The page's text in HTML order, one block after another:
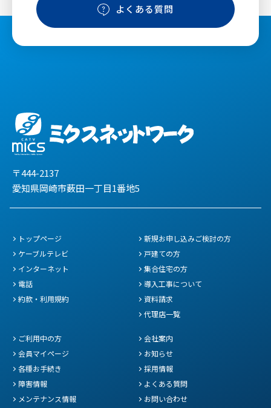
よくある質問
〒444-2137
愛知県岡崎市薮田一丁目1番地5
トップページ
ケーブルテレビ
インターネット
電話
約款・利用規約
新規お申し込みご検討の方
戸建ての方
集合住宅の方
導入工事について
資料請求
代理店一覧
ご利用中の方
会員マイページ
各種お手続き
障害情報
メンテナンス情報
会社案内
お知らせ
採用情報
よくある質問
お問い合わせ